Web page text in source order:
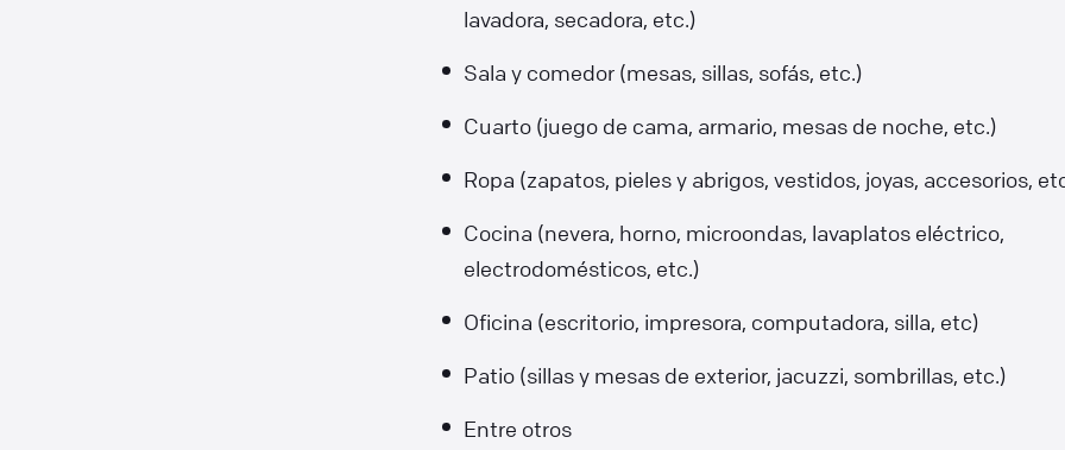
lavadora, secadora, etc.)
Sala y comedor (mesas, sillas, sofás, etc.)
Cuarto (juego de cama, armario, mesas de noche, etc.)
Ropa (zapatos, pieles y abrigos, vestidos, joyas, accesorios,
Cocina (nevera, horno, microondas, lavaplatos eléctrico,
electrodomésticos, etc.)
Oficina (escritorio, impresora, computadora, silla, etc)
Patio (sillas y mesas de exterior, jacuzzi, sombrillas, etc.)
Entre otros